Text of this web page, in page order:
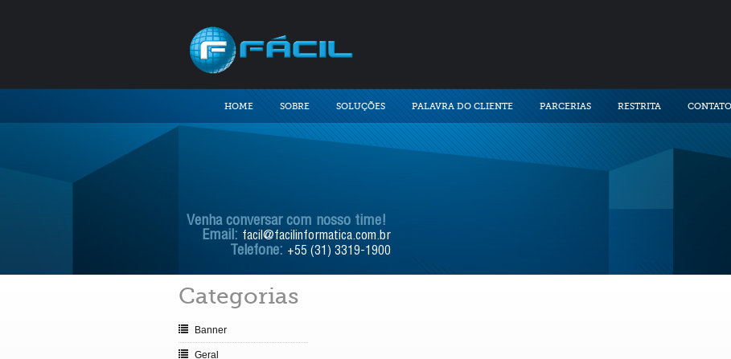
HOME SOBRE SOLUÇÕES PALAVRA DO CLIENTE PARCERIAS RESTRITA CONTATO
Venha conversar com nosso time!
Email: facil@facilinformatica.com.br
Telefone: +55 (31) 3319-1900
Categorias
Banner
Geral